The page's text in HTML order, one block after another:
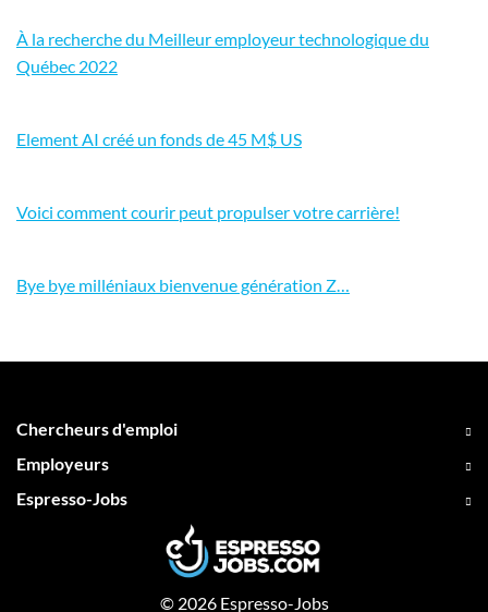
À la recherche du Meilleur employeur technologique du
Québec 2022
Element AI créé un fonds de 45 M$ US
Voici comment courir peut propulser votre carrière!
Bye bye milléniaux bienvenue génération Z…
Chercheurs d'emploi
Employeurs
Espresso-Jobs
© 2026 Espresso-Jobs